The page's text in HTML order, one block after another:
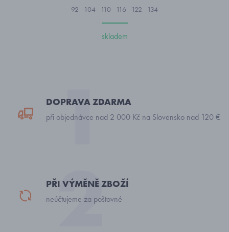
92 104 110 116 122 134
skladem
DOPRAVA ZDARMA
při objednávce nad 2 000 Kč na Slovensko nad 120 €
PŘI VÝMĚNĚ ZBOŽÍ
neúčtujeme za poštovné